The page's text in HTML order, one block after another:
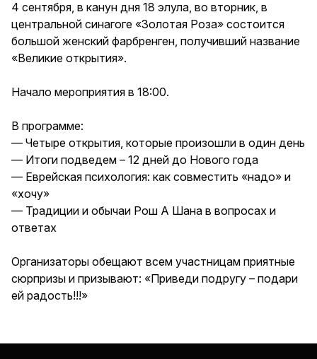
4 сентября, в канун дня 18 элула, во вторник, в
центральной синагоге «Золотая Роза» состоится
большой женский фарбренген, получивший название
«Великие открытия».
Начало мероприятия в 18:00.
В программе:
— Четыре открытия, которые произошли в один день
— Итоги подведем – 12 дней до Нового года
— Еврейская психология: как совместить «надо» и
«хочу»
— Традиции и обычаи Рош А Шана в вопросах и
ответах
Организаторы обещают всем участницам приятные
сюрпризы и призывают: «Приведи подругу – подари
ей радость!!!»